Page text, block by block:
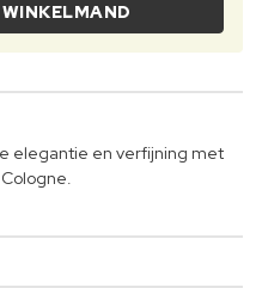
elegantie en verfijning met